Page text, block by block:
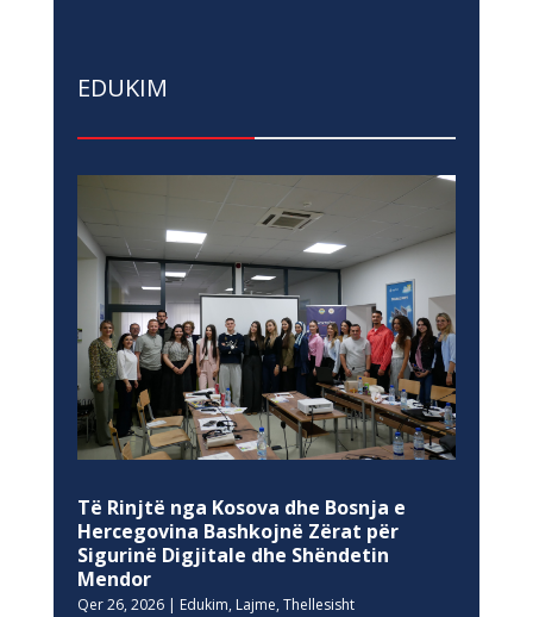
EDUKIM
Të Rinjtë nga Kosova dhe Bosnja e
Hercegovina Bashkojnë Zërat për
Sigurinë Digjitale dhe Shëndetin
Mendor
Qer 26, 2026| Edukim, Lajme, Thellesisht